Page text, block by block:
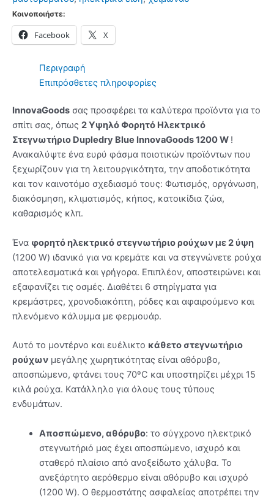
1200
ποσότητα
Κοινοποιήστε:
Facebook X
Περιγραφή
Επιπρόσθετες πληροφορίες
InnovaGoods σας προσφέρει τα καλύτερα προϊόντα για το
σπίτι σας, όπως 2 Υψηλό Φορητό Ηλεκτρικό
Στεγνωτήριο Dupledry Blue InnovaGoods 1200 W !
Ανακαλύψτε ένα ευρύ φάσμα ποιοτικών προϊόντων που
ξεχωρίζουν για τη λειτουργικότητα, την αποδοτικότητα
και τον καινοτόμο σχεδιασμό τους: Φωτισμός, οργάνωση,
διακόσμηση, κλιματισμός, κήπος, κατοικίδια ζώα,
καθαρισμός κλπ.
Ένα φορητό ηλεκτρικό στεγνωτήριο ρούχων με 2 ύψη
(1200 W) ιδανικό για να κρεμάτε και να στεγνώνετε ρούχα
αποτελεσματικά και γρήγορα. Επιπλέον, αποστειρώνει και
εξαφανίζει τις οσμές. Διαθέτει 6 στηρίγματα για
κρεμάστρες, χρονοδιακόπτη, ρόδες και αφαιρούμενο και
πλενόμενο κάλυμμα με φερμουάρ.
Αυτό το μοντέρνο και ευέλικτο κάθετο στεγνωτήριο
ρούχων μεγάλης χωρητικότητας είναι αθόρυβο,
αποσπώμενο, φτάνει τους 70ºC και υποστηρίζει μέχρι 15
κιλά ρούχα. Κατάλληλο για όλους τους τύπους
ενδυμάτων.
Αποσπώμενο, αθόρυβο: το σύγχρονο ηλεκτρικό
στεγνωτήριό μας έχει αποσπώμενο, ισχυρό και
σταθερό πλαίσιο από ανοξείδωτο χάλυβα. Το
ανεξάρτητο αερόθερμο είναι αθόρυβο και ισχυρό
(1200 W). Ο θερμοστάτης ασφαλείας αποτρέπει την